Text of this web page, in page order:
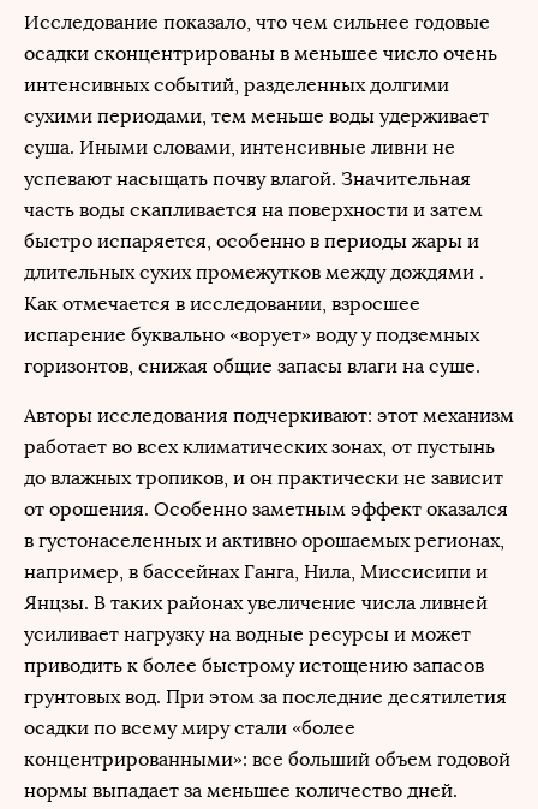
Исследование показало, что чем сильнее годовые
осадки сконцентрированы в меньшее число очень
интенсивных событий, разделенных долгими
сухими периодами, тем меньше воды удерживает
суша. Иными словами, интенсивные ливни не
успевают насыщать почву влагой. Значительная
часть воды скапливается на поверхности и затем
быстро испаряется, особенно в периоды жары и
длительных сухих промежутков между дождями .
Как отмечается в исследовании, взросшее
испарение буквально «ворует» воду у подземных
горизонтов, снижая общие запасы влаги на суше.
Авторы исследования подчеркивают: этот механизм
работает во всех климатических зонах, от пустынь
до влажных тропиков, и он практически не зависит
от орошения. Особенно заметным эффект оказался
в густонаселенных и активно орошаемых регионах,
например, в бассейнах Ганга, Нила, Миссисипи и
Янцзы. В таких районах увеличение числа ливней
усиливает нагрузку на водные ресурсы и может
приводить к более быстрому истощению запасов
грунтовых вод. При этом за последние десятилетия
осадки по всему миру стали «более
концентрированными»: все больший объем годовой
нормы выпадает за меньшее количество дней.